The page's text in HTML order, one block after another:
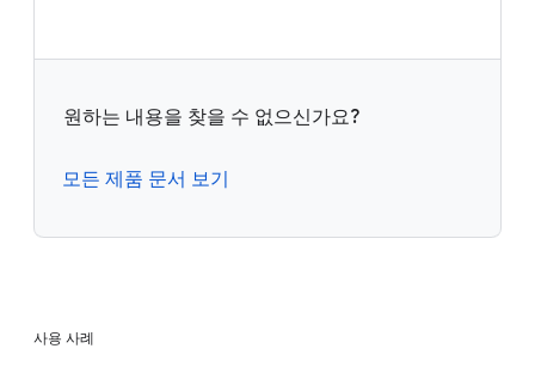
원하는 내용을 찾을 수 없으신가요?
모든 제품 문서 보기
사용 사례